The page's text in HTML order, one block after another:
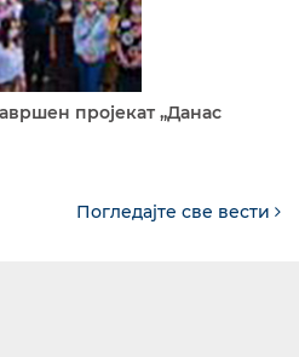
пројекат „Данас
Погледајте све вести